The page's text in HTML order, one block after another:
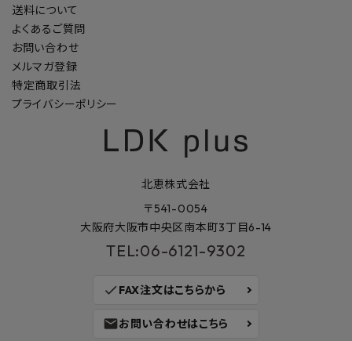
送料について
よくあるご質問
お問い合わせ
メルマガ登録
特定商取引法
プライバシーポリシー
北恵株式会社
〒541-0054
大阪府大阪市中央区南本町3丁目6-14
TEL:06-6121-9302
check FAX注文はこちらから
mailお問い合わせはこちら